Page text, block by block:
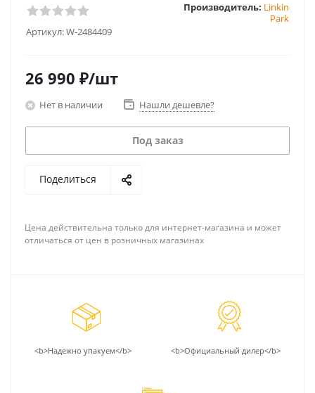
Артикул:W-2484409
Производитель: Linkin
Park
26 990 ₽/шт
Нет в наличии Нашли дешевле?
Под заказ
Поделиться
Цена действительна только для интернет-магазина и может
отличаться от цен в розничных магазинах
<b>Надежно упакуем</b> <b>Официальный дилер</b>